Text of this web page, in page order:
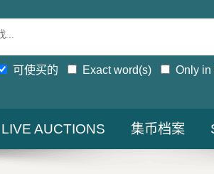
可使买的 Exact word(s) Only in
LIVE AUCTIONS 集币档案